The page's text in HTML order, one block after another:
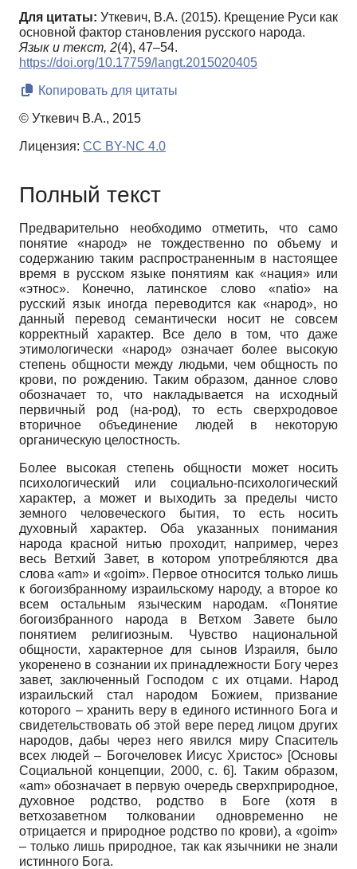
Для цитаты: Уткевич, В.А. (2015). Крещение Руси как
основной фактор становления русского народа.
Язык и текст, 2(4), 47–54.
https://doi.org/10.17759/langt.2015020405
Копировать для цитаты
© Уткевич В.А., 2015
Лицензия: CC BY-NC 4.0
Полный текст
Предварительно необходимо отметить, что само
понятие «народ» не тождественно по объему и
содержанию таким распространенным в настоящее
время в русском языке понятиям как «нация» или
«этнос». Конечно, латинское слово «natio» на
русский язык иногда переводится как «народ», но
данный перевод семантически носит не совсем
корректный характер. Все дело в том, что даже
этимологически «народ» означает более высокую
степень общности между людьми, чем общность по
крови, по рождению. Таким образом, данное слово
обозначает то, что накладывается на исходный
первичный род (на-род), то есть сверхродовое
вторичное объединение людей в некоторую
органическую целостность.
Более высокая степень общности может носить
психологический или социально-психологический
характер, а может и выходить за пределы чисто
земного человеческого бытия, то есть носить
духовный характер. Оба указанных понимания
народа красной нитью проходит, например, через
весь Ветхий Завет, в котором употребляются два
слова «am» и «goim». Первое относится только лишь
к богоизбранному израильскому народу, а второе ко
всем остальным языческим народам. «Понятие
богоизбранного народа в Ветхом Завете было
понятием религиозным. Чувство национальной
общности, характерное для сынов Израиля, было
укоренено в сознании их принадлежности Богу через
завет, заключенный Господом с их отцами. Народ
израильский стал народом Божием, призвание
которого – хранить веру в единого истинного Бога и
свидетельствовать об этой вере перед лицом других
народов, дабы через него явился миру Спаситель
всех людей – Богочеловек Иисус Христос» [Основы
Социальной концепции, 2000, с. 6]. Таким образом,
«am» обозначает в первую очередь сверхприродное,
духовное родство, родство в Боге (хотя в
ветхозаветном толковании одновременно не
отрицается и природное родство по крови), а «goim»
– только лишь природное, так как язычники не знали
истинного Бога.